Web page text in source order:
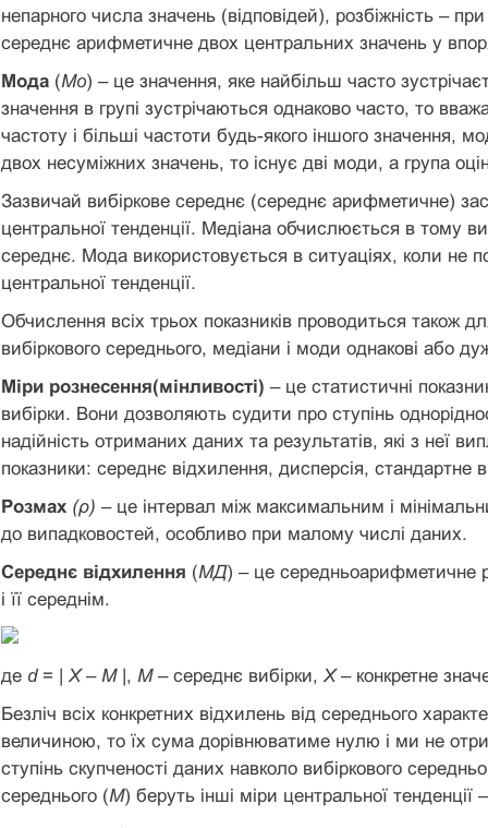
непарного числа значень (відповідей), розбіжність –
середнє арифметичне двох центральних значень у
Мода(Мо) – це значення, яке найбільш часто
значення в групі зустрічаються однаково часто, то
частоту і більші частоти будь-якого іншого
двох несуміжних значень, то існує дві моди, а група
Зазвичай вибіркове середнє (середнє арифметичне)
центральної тенденції. Медіана обчислюється в тому
середнє. Мода використовується в ситуаціях, коли не
центральної тенденції.
Обчислення всіх трьох показників проводиться також
вибіркового середнього, медіани і моди однакові або
Міри рознесення(мінливості) – це статистичні
вибірки. Вони дозволяють судити про ступінь
надійність отриманих даних та результатів, які з неї
показники: середнє відхилення, дисперсія, стандартне
Розмах (ρ) – це інтервал між максимальним і
до випадковостей, особливо при малому числі даних.
Середнє відхилення (МД) – це середньоарифметичне
і її середнім.
де d= |Х– М|, М – середнє вибірки,X– конкретне
Безліч всіх конкретних відхилень від середнього
величиною, то їх сума дорівнюватиме нулю і ми не
ступінь скупченості даних навколо вибіркового
середнього (М) беруть інші міри центральної тенденції